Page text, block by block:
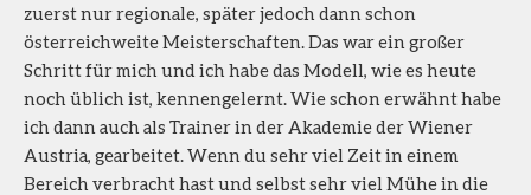
zuerst nur regionale, später jedoch dann schon
österreichweite Meisterschaften. Das war ein großer
Schritt für mich und ich habe das Modell, wie es heute
noch üblich ist, kennengelernt. Wie schon erwähnt habe
ich dann auch als Trainer in der Akademie der Wiener
Austria, gearbeitet. Wenn du sehr viel Zeit in einem
Bereich verbracht hast und selbst sehr viel Mühe in die